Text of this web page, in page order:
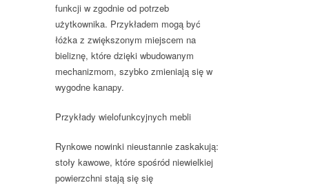
funkcji w zgodnie od potrzeb
użytkownika. Przykładem mogą być
łóżka z zwiększonym miejscem na
bieliznę, które dzięki wbudowanym
mechanizmom, szybko zmieniają się w
wygodne kanapy.
Przykłady wielofunkcyjnych mebli
Rynkowe nowinki nieustannie zaskakują:
stoły kawowe, które spośród niewielkiej
powierzchni stają się się